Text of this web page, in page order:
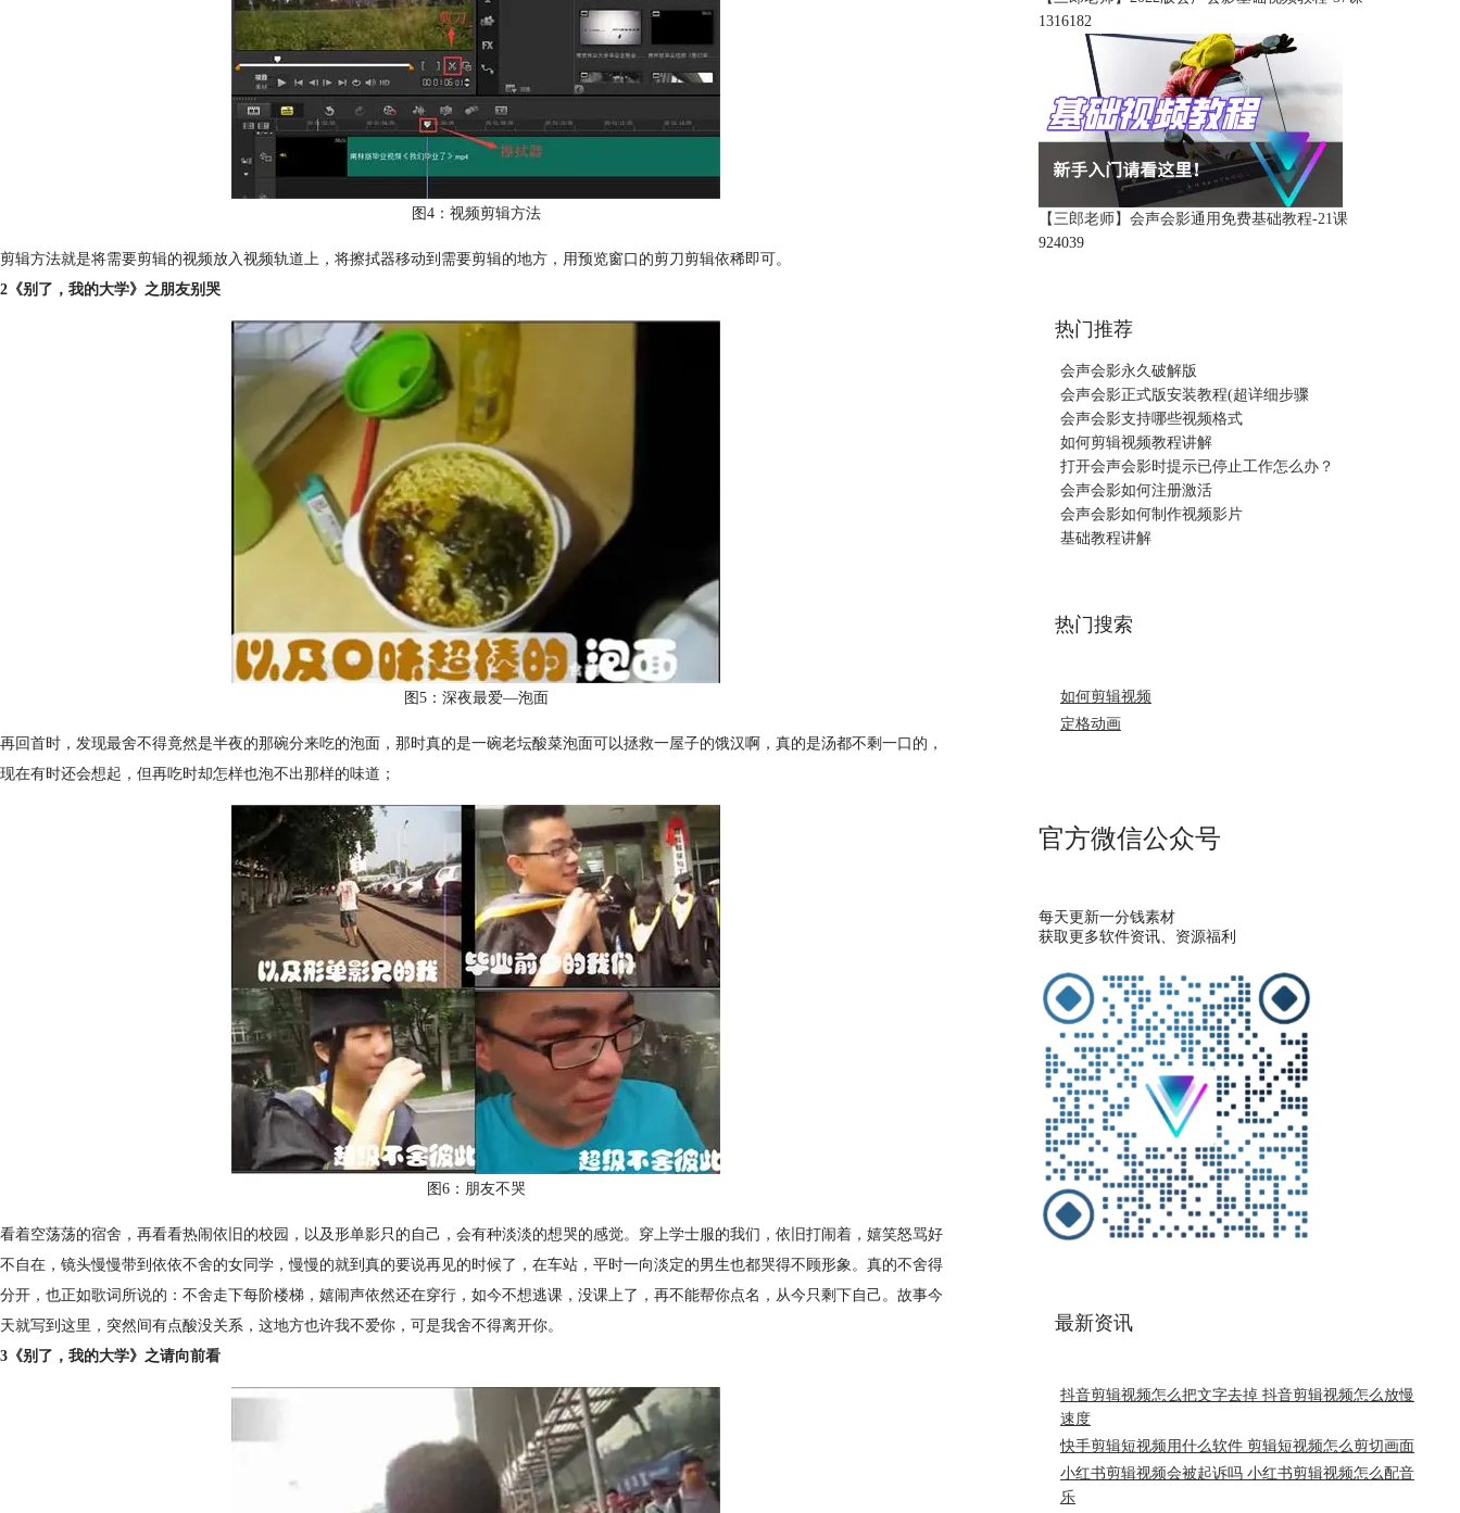
图4：视频剪辑方法
剪辑方法就是将需要剪辑的视频放入视频轨道上，将擦拭器移动到需要剪辑的地方，用预览窗口的剪刀剪辑依稀即可。
2《别了，我的大学》之朋友别哭
图5：深夜最爱—泡面
再回首时，发现最舍不得竟然是半夜的那碗分来吃的泡面，那时真的是一碗老坛酸菜泡面可以拯救一屋子的饿汉啊，真的是汤都不剩一口的，
现在有时还会想起，但再吃时却怎样也泡不出那样的味道；
图6：朋友不哭
看着空荡荡的宿舍，再看看热闹依旧的校园，以及形单影只的自己，会有种淡淡的想哭的感觉。穿上学士服的我们，依旧打闹着，嬉笑怒骂好
不自在，镜头慢慢带到依依不舍的女同学，慢慢的就到真的要说再见的时候了，在车站，平时一向淡定的男生也都哭得不顾形象。真的不舍得
分开，也正如歌词所说的：不舍走下每阶楼梯，嬉闹声依然还在穿行，如今不想逃课，没课上了，再不能帮你点名，从今只剩下自己。故事今
天就写到这里，突然间有点酸没关系，这地方也许我不爱你，可是我舍不得离开你。
3《别了，我的大学》之请向前看
1316182
【三郎老师】会声会影通用免费基础教程-21课
924039
热门推荐
会声会影永久破解版
会声会影正式版安装教程(超详细步骤
会声会影支持哪些视频格式
如何剪辑视频教程讲解
打开会声会影时提示已停止工作怎么办？
会声会影如何注册激活
会声会影如何制作视频影片
基础教程讲解
热门搜索
如何剪辑视频
定格动画
官方微信公众号
每天更新一分钱素材
获取更多软件资讯、资源福利
最新资讯
抖音剪辑视频怎么把文字去掉 抖音剪辑视频怎么放慢
速度
快手剪辑短视频用什么软件 剪辑短视频怎么剪切画面
小红书剪辑视频会被起诉吗 小红书剪辑视频怎么配音
乐